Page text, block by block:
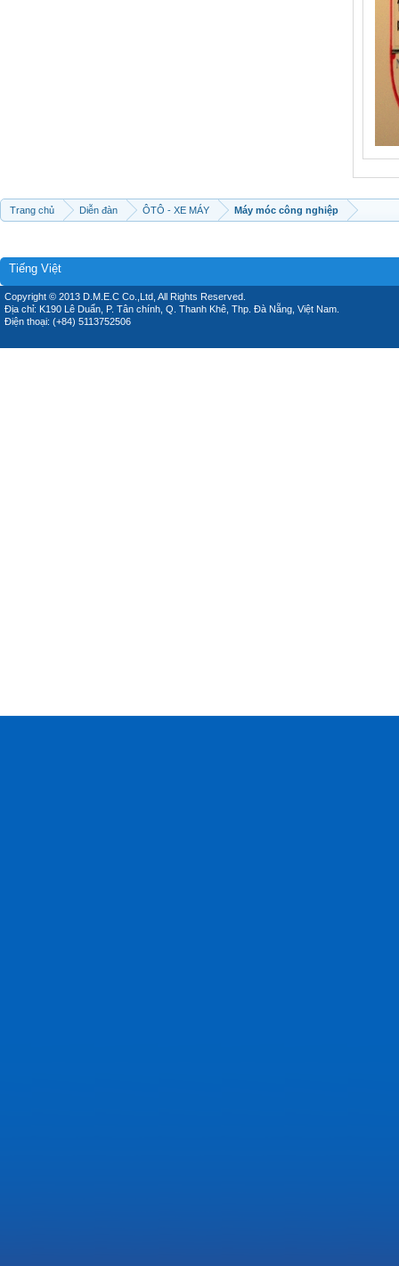
Trang chủ Diễn đàn ÔTÔ - XE MÁY Máy móc công nghiệp
Tiếng Việt
Copyright © 2013 D.M.E.C Co.,Ltd, All Rights Reserved.
Địa chỉ: K190 Lê Duẩn, P. Tân chính, Q. Thanh Khê, Thp. Đà Nẵng, Việt Nam.
Điện thoại: (+84) 5113752506